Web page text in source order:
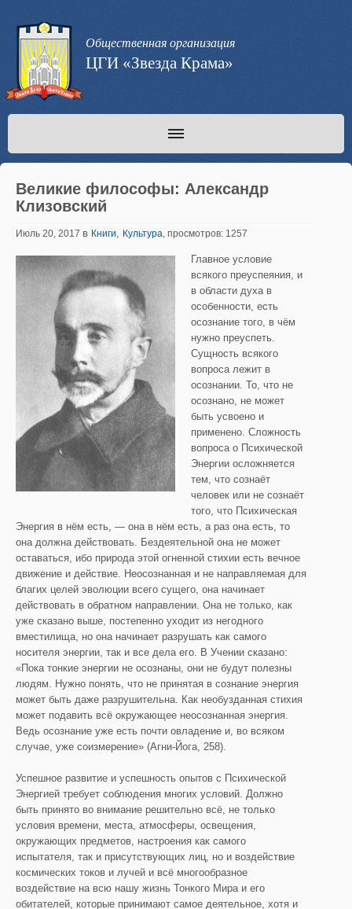
Общественная организация
ЦГИ «Звезда Крама»
Великие философы: Александр
Клизовский
Июль 20, 2017 в Книги, Культура, просмотров: 1257
Главное условие
всякого преуспеяния, и
в области духа в
особенности, есть
осознание того, в чём
нужно преуспеть.
Сущность всякого
вопроса лежит в
осознании. То, что не
осознано, не может
быть усвоено и
применено. Сложность
вопроса о Психической
Энергии осложняется
тем, что сознаёт
человек или не сознаёт
того, что Психическая
Энергия в нём есть, — она в нём есть, а раз она есть, то
она должна действовать. Бездеятельной она не может
оставаться, ибо природа этой огненной стихии есть вечное
движение и действие. Неосознанная и не направляемая для
благих целей эволюции всего сущего, она начинает
действовать в обратном направлении. Она не только, как
уже сказано выше, постепенно уходит из негодного
вместилища, но она начинает разрушать как самого
носителя энергии, так и все дела его. В Учении сказано:
«Пока тонкие энергии не осознаны, они не будут полезны
людям. Нужно понять, что не принятая в сознание энергия
может быть даже разрушительна. Как необузданная стихия
может подавить всё окружающее неосознанная энергия.
Ведь осознание уже есть почти овладение и, во всяком
случае, уже соизмерение» (Агни-Йога, 258).
Успешное развитие и успешность опытов с Психической
Энергией требует соблюдения многих условий. Должно
быть принято во внимание решительно всё, не только
условия времени, места, атмосферы, освещения,
окружающих предметов, настроения как самого
испытателя, так и присутствующих лиц, но и воздействие
космических токов и лучей и всё многообразное
воздействие на всю нашу жизнь Тонкого Мира и его
обитателей, которые принимают самое деятельное, хотя и